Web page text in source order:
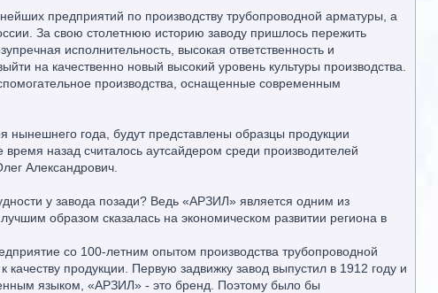
предприятий по производству трубопроводной арматуры, а
За свою столетнюю историю заводу пришлось пережить
исполнительность, высокая ответственность и
на качественно новый высокий уровень культуры производства.
производства, оснащенные современным
нынешнего года, будут представлены образцы продукции
назад считалось аутсайдером среди производителей
Александрович.
у завода позади? Ведь «АРЗИЛ» является одним из
образом сказалась на экономическом развитии региона в
со 100-летним опытом производства трубопроводной
продукции. Первую задвижку завод выпустил в 1912 году и
языком, «АРЗИЛ» - это бренд. Поэтому было бы